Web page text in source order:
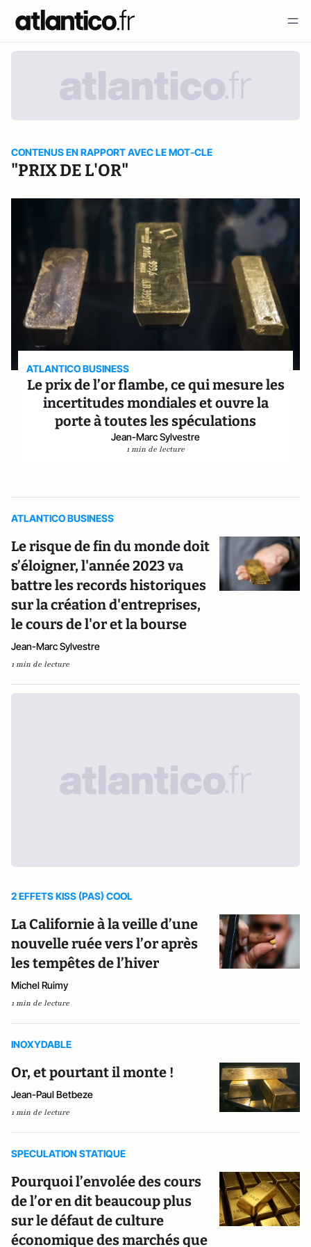
CONTENUS EN RAPPORT AVEC LE MOT-CLE
"PRIX DE L'OR"
ATLANTICO BUSINESS
Le prix de l’or flambe, ce qui mesure les
incertitudes mondiales et ouvre la
porte à toutes les spéculations
Jean-Marc Sylvestre
1 min de lecture
ATLANTICO BUSINESS
Le risque de fin du monde doit
s’éloigner, l'année 2023 va
battre les records historiques
sur la création d'entreprises,
le cours de l'or et la bourse
Jean-Marc Sylvestre
1 min de lecture
2 EFFETS KISS (PAS) COOL
La Californie à la veille d’une
nouvelle ruée vers l’or après
les tempêtes de l’hiver
Michel Ruimy
1 min de lecture
INOXYDABLE
Or, et pourtant il monte !
Jean-Paul Betbeze
1 min de lecture
SPECULATION STATIQUE
Pourquoi l’envolée des cours
de l’or en dit beaucoup plus
sur le défaut de culture
économique des marchés que